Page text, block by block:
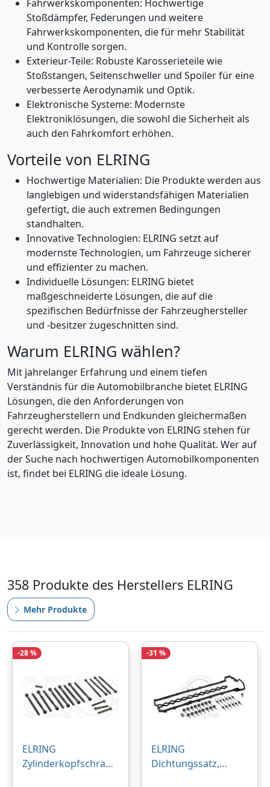
Fahrwerkskomponenten: Hochwertige
Stoßdämpfer, Federungen und weitere
Fahrwerkskomponenten, die für mehr Stabilität
und Kontrolle sorgen.
Exterieur-Teile: Robuste Karosserieteile wie
Stoßstangen, Seitenschweller und Spoiler für eine
verbesserte Aerodynamik und Optik.
Elektronische Systeme: Modernste
Elektroniklösungen, die sowohl die Sicherheit als
auch den Fahrkomfort erhöhen.
Vorteile von ELRING
Hochwertige Materialien: Die Produkte werden aus
langlebigen und widerstandsfähigen Materialien
gefertigt, die auch extremen Bedingungen
standhalten.
Innovative Technologien: ELRING setzt auf
modernste Technologien, um Fahrzeuge sicherer
und effizienter zu machen.
Individuelle Lösungen: ELRING bietet
maßgeschneiderte Lösungen, die auf die
spezifischen Bedürfnisse der Fahrzeughersteller
und -besitzer zugeschnitten sind.
Warum ELRING wählen?
Mit jahrelanger Erfahrung und einem tiefen
Verständnis für die Automobilbranche bietet ELRING
Lösungen, die den Anforderungen von
Fahrzeugherstellern und Endkunden gleichermaßen
gerecht werden. Die Produkte von ELRING stehen für
Zuverlässigkeit, Innovation und hohe Qualität. Wer auf
der Suche nach hochwertigen Automobilkomponenten
ist, findet bei ELRING die ideale Lösung.
358 Produkte des Herstellers ELRING
Mehr Produkte
-28 %
ELRING
Zylinderkopfschraub
-31 %
ELRING
Dichtungssatz,